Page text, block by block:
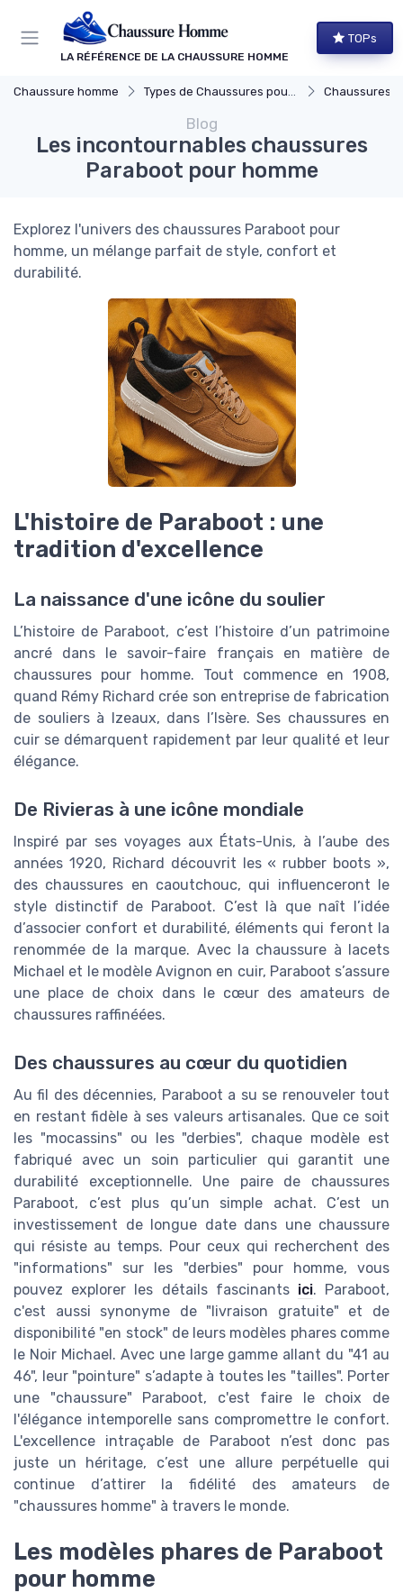
LA RÉFÉRENCE DE LA CHAUSSURE HOMME
TOPs
Chaussure homme Types de Chaussures pour Hommes Chaussures
Blog
Les incontournables chaussures
Paraboot pour homme
Explorez l'univers des chaussures Paraboot pour
homme, un mélange parfait de style, confort et
durabilité.
L'histoire de Paraboot : une
tradition d'excellence
La naissance d'une icône du soulier
L’histoire de Paraboot, c’est l’histoire d’un patrimoine
ancré dans le savoir-faire français en matière de
chaussures pour homme. Tout commence en 1908,
quand Rémy Richard crée son entreprise de fabrication
de souliers à Izeaux, dans l’Isère. Ses chaussures en
cuir se démarquent rapidement par leur qualité et leur
élégance.
De Rivieras à une icône mondiale
Inspiré par ses voyages aux États-Unis, à l’aube des
années 1920, Richard découvrit les « rubber boots »,
des chaussures en caoutchouc, qui influenceront le
style distinctif de Paraboot. C’est là que naît l’idée
d’associer confort et durabilité, éléments qui feront la
renommée de la marque. Avec la chaussure à lacets
Michael et le modèle Avignon en cuir, Paraboot s’assure
une place de choix dans le cœur des amateurs de
chaussures raffinéées.
Des chaussures au cœur du quotidien
Au fil des décennies, Paraboot a su se renouveler tout
en restant fidèle à ses valeurs artisanales. Que ce soit
les "mocassins" ou les "derbies", chaque modèle est
fabriqué avec un soin particulier qui garantit une
durabilité exceptionnelle. Une paire de chaussures
Paraboot, c’est plus qu’un simple achat. C’est un
investissement de longue date dans une chaussure
qui résiste au temps. Pour ceux qui recherchent des
"informations" sur les "derbies" pour homme, vous
pouvez explorer les détails fascinants ici. Paraboot,
c'est aussi synonyme de "livraison gratuite" et de
disponibilité "en stock" de leurs modèles phares comme
le Noir Michael. Avec une large gamme allant du "41 au
46", leur "pointure" s’adapte à toutes les "tailles". Porter
une "chaussure" Paraboot, c'est faire le choix de
l'élégance intemporelle sans compromettre le confort.
L'excellence intraçable de Paraboot n’est donc pas
juste un héritage, c’est une allure perpétuelle qui
continue d’attirer la fidélité des amateurs de
"chaussures homme" à travers le monde.
Les modèles phares de Paraboot
pour homme
Panneau de gestion des cookies